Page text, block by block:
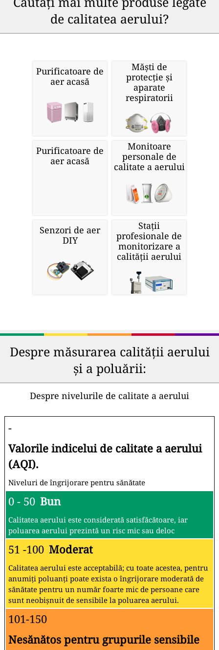
de calitatea aerului?
Purificatoare de
aer acasă
Măști de
protecție și
aparate
respiratorii
Purificatoare de
aer acasă
Monitoare
personale de
calitate a aerului
Senzori de aer
DIY
Stații
profesionale de
monitorizare a
calității aerului
Despre măsurarea calității aerului
și a poluării:
Despre nivelurile de calitate a aerului
-
Valorile indicelui de calitate a aerului
(AQI).
Niveluri de îngrijorare pentru sănătate
0 - 50 Bun
Calitatea aerului este considerată satisfăcătoare, iar
poluarea aerului prezintă un risc mic sau deloc
51 -100 Moderat
Calitatea aerului este acceptabilă; cu toate acestea, pentru
anumiți poluanți poate exista o îngrijorare moderată de
sănătate pentru un număr foarte mic de persoane care
sunt neobișnuit de sensibile la poluarea aerului.
101-150
Nesănătos pentru grupurile sensibile